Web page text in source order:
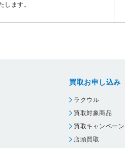
します。
買取お申し込み
ラクウル
買取対象商品
買取キャンペーン
店頭買取